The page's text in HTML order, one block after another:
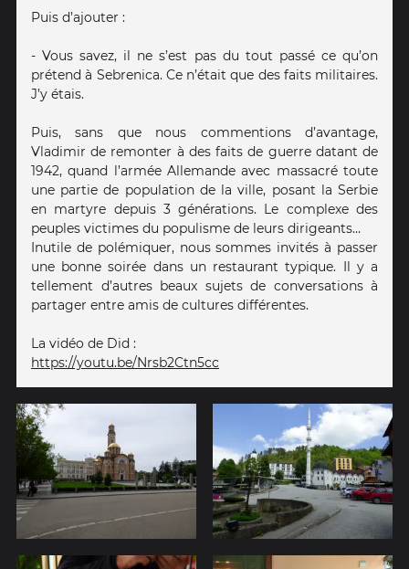
Puis d’ajouter :
- Vous savez, il ne s’est pas du tout passé ce qu’on
prétend à Sebrenica. Ce n’était que des faits militaires.
J’y étais.
Puis, sans que nous commentions d’avantage,
Vladimir de remonter à des faits de guerre datant de
1942, quand l’armée Allemande avec massacré toute
une partie de population de la ville, posant la Serbie
en martyre depuis 3 générations. Le complexe des
peuples victimes du populisme de leurs dirigeants…
Inutile de polémiquer, nous sommes invités à passer
une bonne soirée dans un restaurant typique. Il y a
tellement d’autres beaux sujets de conversations à
partager entre amis de cultures différentes.
La vidéo de Did :
https://youtu.be/Nrsb2Ctn5cc